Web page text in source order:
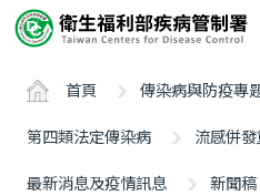
要
ALT+C
首頁 傳染病與防疫專
第四類法定傳染病
流感併
最新消息及疫情訊息
新聞稿